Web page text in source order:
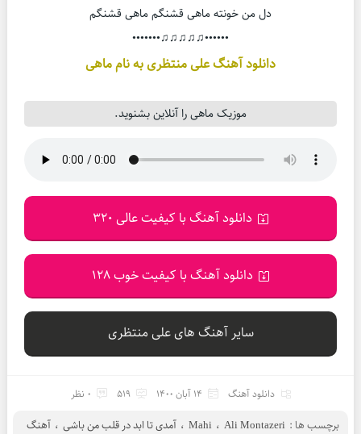
دل من خونته ماهی قشنگم ماهی قشنگم
••••••♫♫♫♫♫•••••••
دانلود آهنگ علی منتظری به نام ماهی
موزیک ماهی را آنلاین بشنوید.
دانلود آهنگ با کیفیت عالی 320
دانلود آهنگ با کیفیت خوب 128
سایر آهنگ های علی منتظری
دانلود آهنگ 14 آبان 1400 519 0 نظر
برچسب ها : Ali Montazeri ، Mahi ، آمدی تا ابد در قلب من باشی ، آهنگ